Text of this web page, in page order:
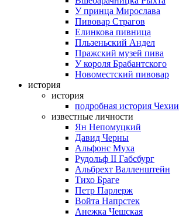
У принца Мирослава
Пивовар Страгов
Елинкова пивница
Пльзеньский Андел
Пражский музей пива
У короля Брабантского
Новоместский пивовар
история
история
подробная история Чехии
известные личности
Ян Непомуцкий
Давид Черны
Альфонс Муха
Рудольф II Габсбург
Альбрехт Валленштейн
Тихо Браге
Петр Парлерж
Войта Напрстек
Анежка Чешская